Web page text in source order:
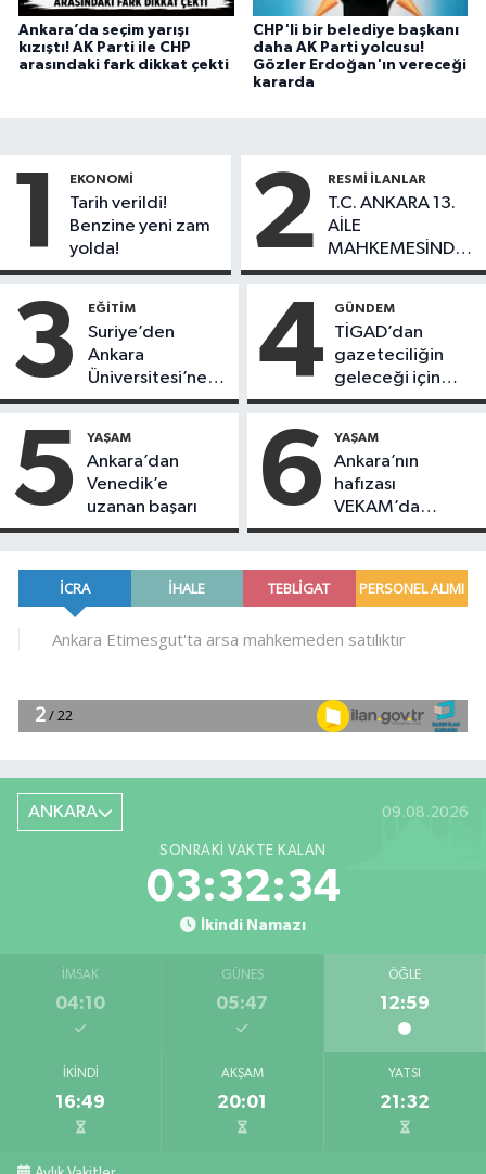
Ankara’da seçim yarışı
kızıştı! AK Parti ile CHP
arasındaki fark dikkat çekti
CHP'li bir belediye başkanı
daha AK Parti yolcusu!
Gözler Erdoğan'ın vereceği
kararda
1 EKONOMI
Tarih verildi!
Benzine yeni zam
yolda!
2 RESMI İLANLAR
T.C. ANKARA 13.
AİLE
MAHKEMESİNDEN
İLANEN TEBLİGAT
3 EĞITIM
Suriye’den
Ankara
Üniversitesi’ne
üst düzey
çalışmalar
masaya yatırıldı
4 GÜNDEM
TİGAD’dan
gazeteciliğin
geleceği için
büyük adım:
Gazeteciler
Birliği dosyası
Bakan Gürlek’e
sunuldu
5 YAŞAM
Ankara’dan
Venedik’e
uzanan başarı
6 YAŞAM
Ankara’nın
hafızası
VEKAM’da
korunuyor: 10
kaynak
araştırmacıları
ANKARA 09.08.2026
SONRAKI VAKTE KALAN
03:32:33
İkindi Namazı
İMSAK
04:10
GÜNEŞ
05:47
ÖĞLE
12:59
İKINDI
16:49
AKŞAM
20:01
YATSI
21:32